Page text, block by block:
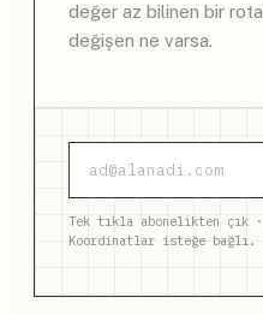
değer az bilinen bir
değişen ne varsa.
Tek tıkla abonelikten çık
Koordinatlar isteğe bağlı.